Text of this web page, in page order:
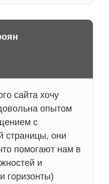
сайта хочу
опытом
с
страницы, они
помогают нам в
и
горизонты)